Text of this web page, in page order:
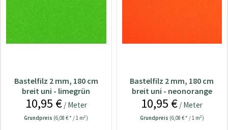
Bastelfilz 2 mm, 180 cm
breit uni - limegrün
10,95 €/ Meter
Grundpreis (6,08 € * / 1 m²)
Bastelfilz 2 mm, 180 cm
breit uni - neonorange
10,95 € / Meter
Grundpreis (6,08 € * / 1 m²)